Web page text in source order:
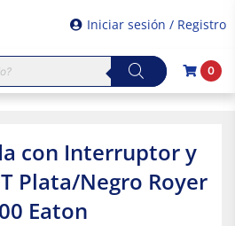
Iniciar sesión / Registro
0
con Interruptor y
Plata/Negro Royer
Eaton